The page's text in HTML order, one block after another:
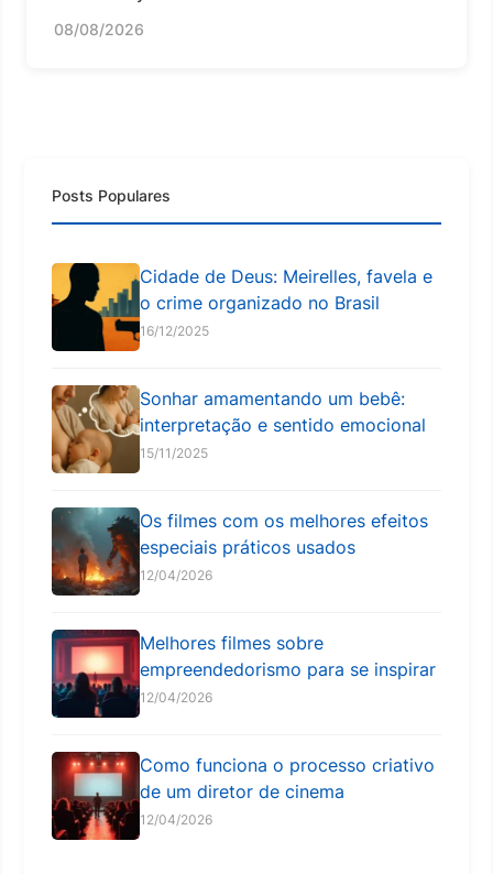
08/08/2026
Posts Populares
Cidade de Deus: Meirelles, favela e
o crime organizado no Brasil
16/12/2025
Sonhar amamentando um bebê:
interpretação e sentido emocional
15/11/2025
Os filmes com os melhores efeitos
especiais práticos usados
12/04/2026
Melhores filmes sobre
empreendedorismo para se inspirar
12/04/2026
Como funciona o processo criativo
de um diretor de cinema
12/04/2026